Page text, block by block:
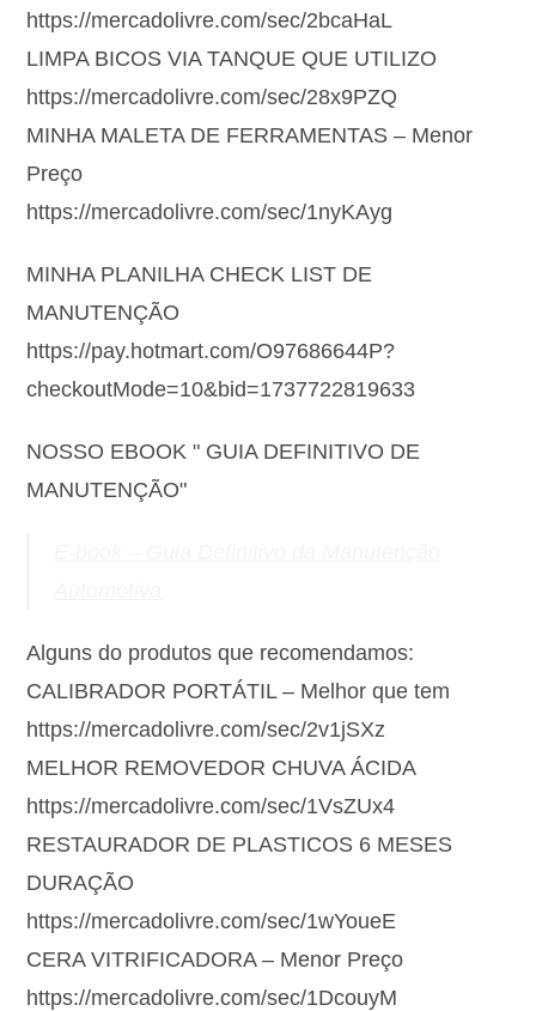
https://mercadolivre.com/sec/2bcaHaL
LIMPA BICOS VIA TANQUE QUE UTILIZO
https://mercadolivre.com/sec/28x9PZQ
MINHA MALETA DE FERRAMENTAS – Menor
Preço
https://mercadolivre.com/sec/1nyKAyg
MINHA PLANILHA CHECK LIST DE
MANUTENÇÃO
https://pay.hotmart.com/O97686644P?
checkoutMode=10&bid=1737722819633
NOSSO EBOOK " GUIA DEFINITIVO DE
MANUTENÇÃO"
Alguns do produtos que recomendamos:
CALIBRADOR PORTÁTIL – Melhor que tem
https://mercadolivre.com/sec/2v1jSXz
MELHOR REMOVEDOR CHUVA ÁCIDA
https://mercadolivre.com/sec/1VsZUx4
RESTAURADOR DE PLASTICOS 6 MESES
DURAÇÃO
https://mercadolivre.com/sec/1wYoueE
CERA VITRIFICADORA – Menor Preço
https://mercadolivre.com/sec/1DcouyM